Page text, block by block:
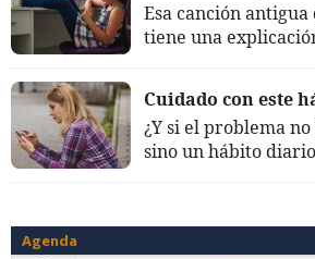
Esa canción
tiene una
Cuidado con este
¿Y si el problema
sino un hábito
Agenda